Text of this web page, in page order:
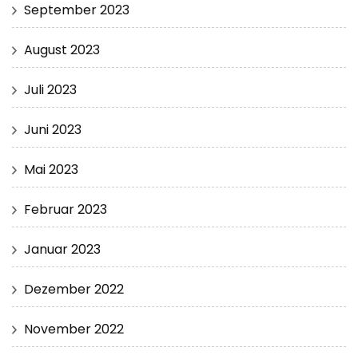
September 2023
August 2023
Juli 2023
Juni 2023
Mai 2023
Februar 2023
Januar 2023
Dezember 2022
November 2022